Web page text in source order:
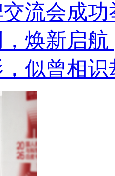
流会成
焕新启
似曾相